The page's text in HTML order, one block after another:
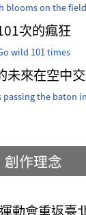
blooms on the field
次的瘋狂
wild 101 times
未來在空中
the baton
創作理念
動會重返臺